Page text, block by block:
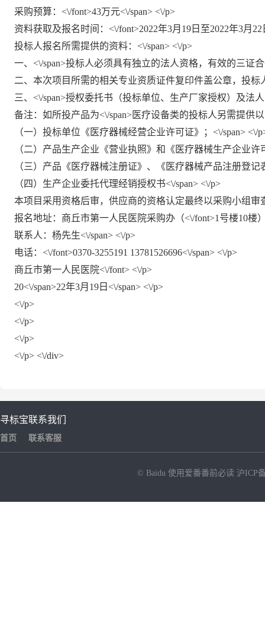
采购预算：<\/font>43万元<\/span> <\/p>
资料获取及报名时间：<\/font>2022年3月19日至2022年3月22
投标人报名所需提供的资料：<\/span> <\/p>
一、<\/span>投标人必须具有独立的法人资格，有效的三证
二、本次项目所需的相关专业资质证件复印件盖公章，投
三、<\/span>授权委托书（投标单位、生产厂家授权）及法
备注：如所投产品为<\/span>医疗设备类的投标人另需提供
（一）投标单位《医疗器械经营企业许可证》；<\/span> <\/
（二）产品生产企业《营业执照》和《医疗器械生产企业许
（三）产品《医疗器械注册证》、《医疗器械产品注册登记
（四）生产企业委托代理经销授权书<\/span> <\/p>
本项目采用资格后审，供应商的资格认定最终以采购小组审
报名地址：商丘市第一人民医院采购办（<\/font>1号楼10楼
联系人：杨先生<\/span> <\/p>
电话：<\/font>0370-3255191 13781526696<\/span> <\/p>
商丘市第一人民医院<\/font> <\/p>
20<\/span>22年3月19日<\/span> <\/p>
<\/p>
<\/p>
<\/p>
<\/p> <\/div>
寻标宝
首页
联系我们
联系客服
© Baidu 使用爱番番前必读 沪ICP